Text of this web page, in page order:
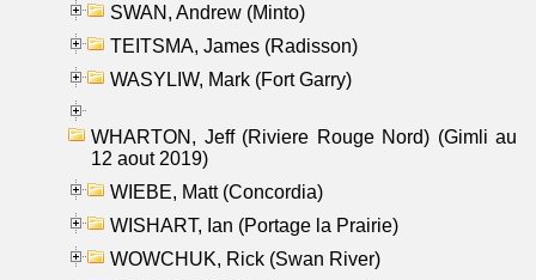
SWAN, Andrew (Minto)
TEITSMA, James (Radisson)
WASYLIW, Mark (Fort Garry)
WHARTON, Jeff (Riviere Rouge Nord) (Gimli au
12 aout 2019)
WIEBE, Matt (Concordia)
WISHART, Ian (Portage la Prairie)
WOWCHUK, Rick (Swan River)